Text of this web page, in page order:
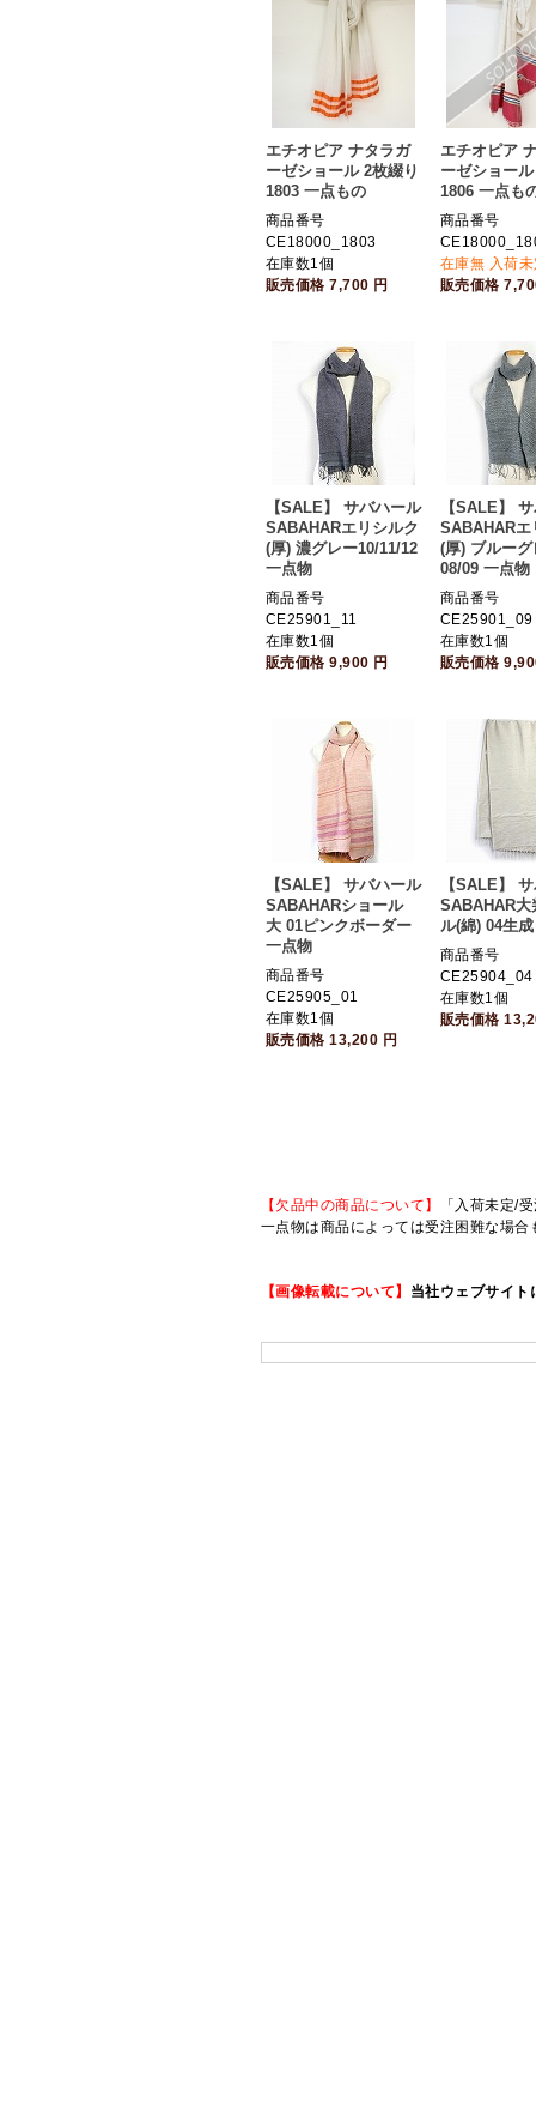
エチオピア ナタラガ
ーゼショール 2枚綴り
1803 一点もの
商品番号
CE18000_1803
在庫数1個
販売価格7,700 円
エチオピア
ーゼショー
1806 一点も
商品番号
在庫無 入荷
販売価格
【SALE】 サバハール
SABAHARエリシルク
(厚) 濃グレー10/11/12
一点物
商品番号
CE25901_11
在庫数1個
販売価格9,900 円
【SALE】
SABAHARエ
(厚) ブルーグ
08/09 一点物
商品番号
CE25901_09
在庫数1個
販売価格
【SALE】 サバハール
SABAHARショール
大 01ピンクボーダー
一点物
商品番号
CE25905_01
在庫数1個
販売価格13,200 円
【SALE】
SABAHAR大
ル(綿) 04生
商品番号
CE25904_04
在庫数1個
販売価格
【欠品中の商品について】
「入荷未定/
一点物は商品によっては受注困難な場
【画像転載について】 当社ウェブサイト